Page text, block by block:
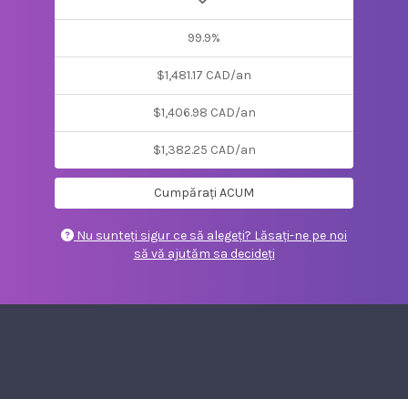
99.9%
$1,481.17 CAD/an
$1,406.98 CAD/an
$1,382.25 CAD/an
Cumpărați ACUM
Nu sunteți sigur ce să alegeți? Lăsați-ne pe noi
să vă ajutăm sa decideți